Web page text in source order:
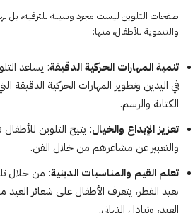
صفحات التلوين ليست مجرد وسيلة للترفيه، بل لها
والتنموية للأطفال، منها:
تنمية المهارات الحركية الدقيقة: يساعد
في اليدين وتطوير المهارات الحركية الدقيقة
الكتابة والرسم.
تعزيز الإبداع والخيال: يتيح التلوين للأطفال
والتعبير عن مشاعرهم من خلال الفن.
تعلم القيم والمناسبات الدينية: من خلال
بعيد الفطر، يتعرف الأطفال على شعائر العيد
العيد، وتبادل التهاني.